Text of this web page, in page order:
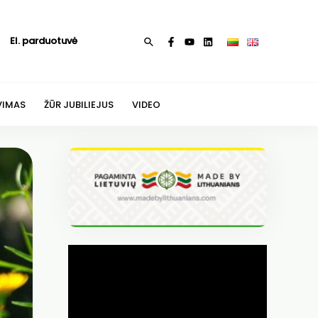
El. parduotuvė Paieška
ŽŪR JUBILIEJUS VIDEO